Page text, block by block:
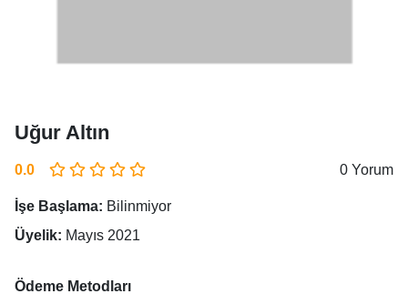
Uğur Altın
0.0 0 Yorum
İşe Başlama: Bilinmiyor
Üyelik: Mayıs 2021
Ödeme Metodları